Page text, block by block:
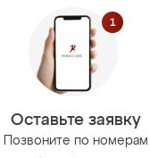
Оставьте заявку
Позвоните по номерам